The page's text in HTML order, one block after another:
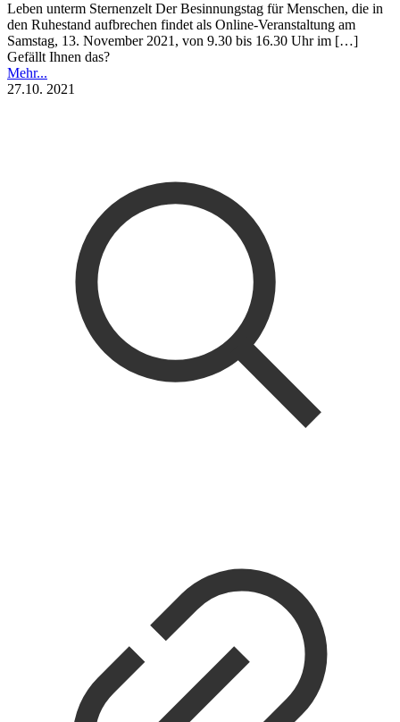
Leben unterm Sternenzelt Der Besinnungstag für Menschen, die in
den Ruhestand aufbrechen findet als Online-Veranstaltung am
Samstag, 13. November 2021, von 9.30 bis 16.30 Uhr im […]
Gefällt Ihnen das?
Mehr...
27.10. 2021